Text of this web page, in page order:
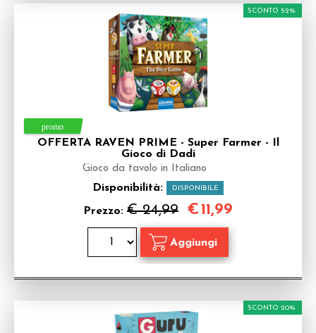
OFFERTA RAVEN PRIME - Super Farmer - Il
Gioco di Dadi
Gioco da tavolo in Italiano
Disponibilità: DISPONIBILE
Prezzo: € 24,99
SCONTO 52%
€11,99
SCONTO 20%